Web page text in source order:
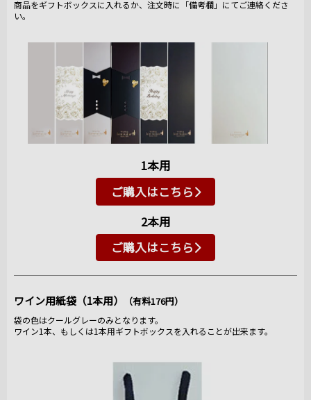
商品をギフトボックスに入れるか、注文時に「備考欄」にてご連絡くださ
い。
1本用
ご購入はこちら
2本用
ご購入はこちら
ワイン用紙袋（1本用） （有料176円）
袋の色はクールグレーのみとなります。
ワイン1本、もしくは1本用ギフトボックスを入れることが出来ます。